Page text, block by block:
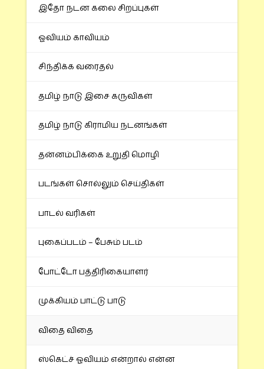
இதோ நடன கலை சிறப்புகள்
ஓவியம் காவியம்
சிந்திக்க வரைதல்
தமிழ் நாடு இசை கருவிகள்
தமிழ் நாடு கிராமிய நடனங்கள்
தன்னம்பிக்கை உறுதி மொழி
படங்கள் சொல்லும் செய்திகள்
பாடல் வரிகள்
புகைப்படம் – பேசும் படம்
போட்டோ பத்திரிகையாளர்
முக்கியம் பாட்டு பாடு
விதை விதை
ஸ்கெட்ச் ஓவியம் என்றால் என்ன